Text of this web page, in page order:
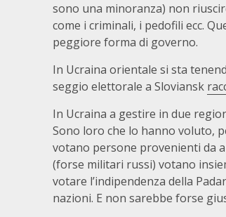
sono una minoranza) non
come i criminali, i pedofili ecc.
peggiore forma di governo.
In Ucraina orientale si sta
seggio elettorale a Sloviansk
In Ucraina a gestire in due
Sono loro che lo hanno voluto,
votano persone provenienti da
(forse militari russi) votano
votare l’indipendenza della
nazioni. E non sarebbe forse